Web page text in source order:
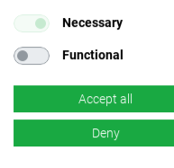
Necessary
Functional
Accept all
Deny